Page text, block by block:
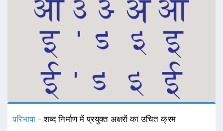
परिभाषा -शब्द निर्माण में प्रयुक्त अक्षरों का उचित क्रम